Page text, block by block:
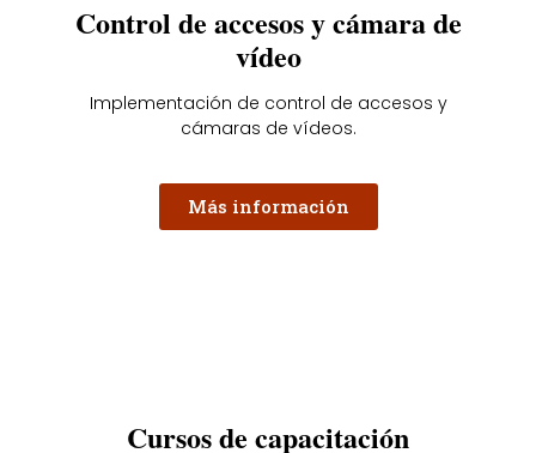
Control de accesos y cámara de
vídeo
Implementación de control de accesos y
cámaras de vídeos.
Más información
Cursos de capacitación